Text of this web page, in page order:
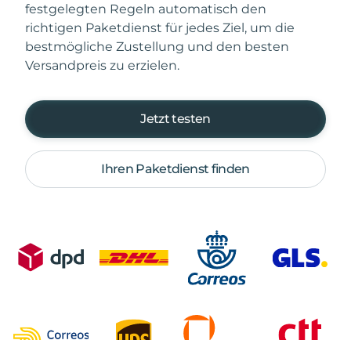
festgelegten Regeln automatisch den
richtigen Paketdienst für jedes Ziel, um die
bestmögliche Zustellung und den besten
Versandpreis zu erzielen.
Jetzt testen
Ihren Paketdienst finden